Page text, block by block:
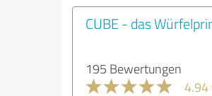
CUBE - das
195 Bewertungen
4.94